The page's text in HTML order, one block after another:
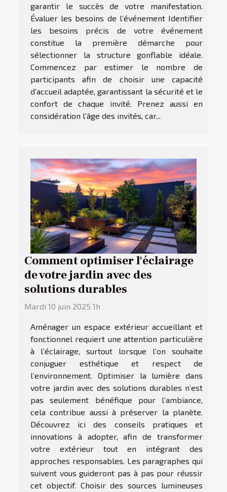
garantir le succès de votre manifestation.
Évaluer les besoins de l’événement Identifier
les besoins précis de votre événement
constitue la première démarche pour
sélectionner la structure gonflable idéale.
Commencez par estimer le nombre de
participants afin de choisir une capacité
d’accueil adaptée, garantissant la sécurité et le
confort de chaque invité. Prenez aussi en
considération l’âge des invités, car...
Comment optimiser l'éclairage
de votre jardin avec des
solutions durables
Mardi 10 juin 2025 1h
Aménager un espace extérieur accueillant et
fonctionnel requiert une attention particulière
à l’éclairage, surtout lorsque l’on souhaite
conjuguer esthétique et respect de
l’environnement. Optimiser la lumière dans
votre jardin avec des solutions durables n’est
pas seulement bénéfique pour l’ambiance,
cela contribue aussi à préserver la planète.
Découvrez ici des conseils pratiques et
innovations à adopter, afin de transformer
votre extérieur tout en intégrant des
approches responsables. Les paragraphes qui
suivent vous guideront pas à pas pour réussir
cet objectif. Choisir des sources lumineuses